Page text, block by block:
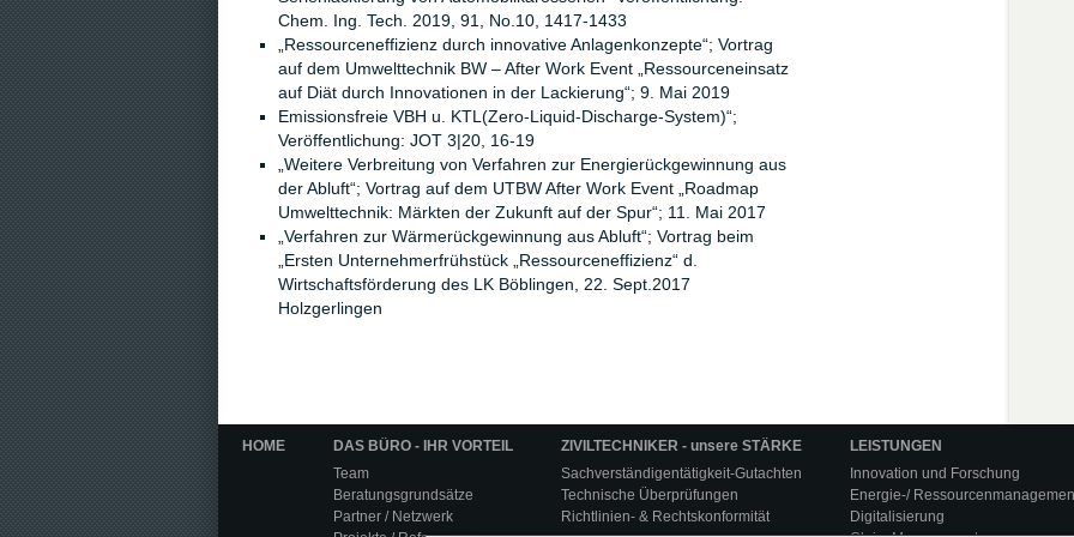
Chem. Ing. Tech. 2019, 91, No.10, 1417-1433
„Ressourceneffizienz durch innovative Anlagenkonzepte“; Vortrag
auf dem Umwelttechnik BW – After Work Event „Ressourceneinsatz
auf Diät durch Innovationen in der Lackierung“; 9. Mai 2019
Emissionsfreie VBH u. KTL(Zero-Liquid-Discharge-System)“;
Veröffentlichung: JOT 3|20, 16-19
„Weitere Verbreitung von Verfahren zur Energierückgewinnung aus
der Abluft“; Vortrag auf dem UTBW After Work Event „Roadmap
Umwelttechnik: Märkten der Zukunft auf der Spur“; 11. Mai 2017
„Verfahren zur Wärmerückgewinnung aus Abluft“; Vortrag beim
„Ersten Unternehmerfrühstück „Ressourceneffizienz“ d.
Wirtschaftsförderung des LK Böblingen, 22. Sept.2017
Holzgerlingen
HOME
DAS BÜRO - IHR VORTEIL
Team
Beratungsgrundsätze
Partner / Netzwerk
ZIVILTECHNIKER - unsere STÄRKE
Sachverständigentätigkeit-Gutachten
Technische Überprüfungen
Richtlinien- & Rechtskonformität
LEISTUNGEN
Innovation und Forschung
Energie-/
Digitalisierung